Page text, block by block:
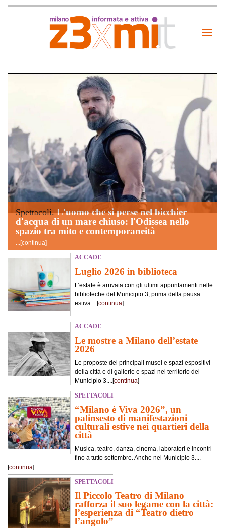
Spettacoli.L'uomo che si perse nel bicchier
d'acqua di un mare chiuso: l'Odissea nello
spazio tra mito e contemporaneità
...[continua]
ACCADE
Luglio 2026 in biblioteca
L’estate è arrivata con gli ultimi appuntamenti nelle
biblioteche del Municipio 3, prima della pausa
estiva....[continua]
ACCADE
Le mostre a Milano dell’estate
2026
Le proposte dei principali musei e spazi espositivi
della città e di gallerie e spazi nel territorio del
Municipio 3....[continua]
SPETTACOLI
“Milano è Viva 2026”, un
palinsesto di manifestazioni
culturali estive nei quartieri della
città
Musica, teatro, danza, cinema, laboratori e incontri
fino a tutto settembre. Anche nel Municipio 3....
[continua]
SPETTACOLI
Il Piccolo Teatro di Milano
rafforza il suo legame con la città:
l’esperienza di “Teatro dietro
l’angolo”